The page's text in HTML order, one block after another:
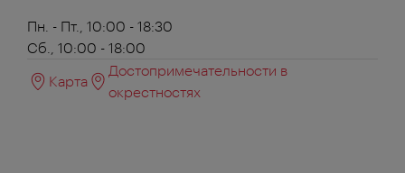
Пн. - Пт., 10:00 - 18:30
Сб., 10:00 - 18:00
Карта
Достопримечательности в
окрестностях